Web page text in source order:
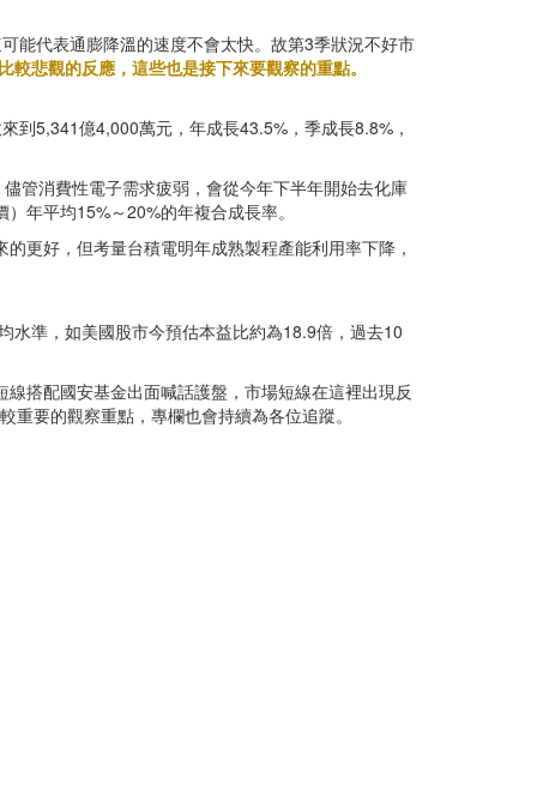
能代表通膨降溫的速度不會太快。故第3季狀況不好市
悲觀的反應，這些也是接下來要觀察的重點。
到5,341億4,000萬元，年成長43.5%，季成長8.8%，
管消費性電子需求疲弱，會從今年下半年開始去化庫
年平均15%～20%的年複合成長率。
更好，但考量台積電明年成熟製程產能利用率下降，
水準，如美國股市今預估本益比約為18.9倍，過去10
搭配國安基金出面喊話護盤，市場短線在這裡出現反
要的觀察重點，專欄也會持續為各位追蹤。